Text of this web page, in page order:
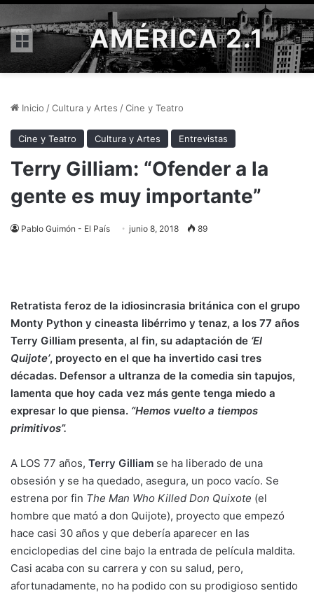
Menú AMÉRICA 2.1
Inicio /Cultura y Artes /Cine y Teatro
Cine y Teatro Cultura y Artes Entrevistas
Terry Gilliam: “Ofender a la
gente es muy importante”
Pablo Guimón - El País junio 8, 2018 89
Retratista feroz de la idiosincrasia británica con el grupo
Monty Python y cineasta libérrimo y tenaz, a los 77 años
Terry Gilliam presenta, al fin, su adaptación de ‘El
Quijote’, proyecto en el que ha invertido casi tres
décadas. Defensor a ultranza de la comedia sin tapujos,
lamenta que hoy cada vez más gente tenga miedo a
expresar lo que piensa. “Hemos vuelto a tiempos
primitivos”.
A LOS 77 años, Terry Gilliam se ha liberado de una
obsesión y se ha quedado, asegura, un poco vacío. Se
estrena por fin The Man Who Killed Don Quixote (el
hombre que mató a don Quijote), proyecto que empezó
hace casi 30 años y que debería aparecer en las
enciclopedias del cine bajo la entrada de película maldita.
Casi acaba con su carrera y con su salud, pero,
afortunadamente, no ha podido con su prodigioso sentido